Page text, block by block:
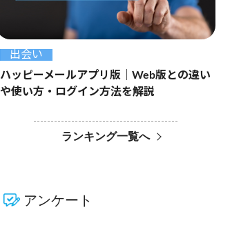
出会い
ハッピーメールアプリ版｜Web版との違い
や使い方・ログイン方法を解説
ランキング一覧へ
アンケート